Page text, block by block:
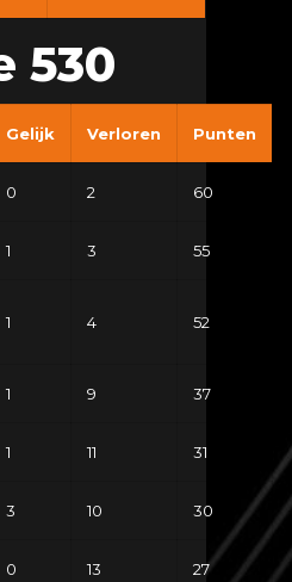
530
Gelijk Verloren Punten
0 2 60
1 3 55
1 4 52
1 9 37
1 11 31
3 10 30
0 13 27